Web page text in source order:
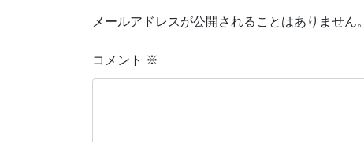
メールアドレスが公開されることはありません。
コメント ※